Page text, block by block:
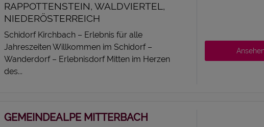
RAPPOTTENSTEIN, WALDVIERTEL,
NIEDERÖSTERREICH
Schidorf Kirchbach – Erlebnis für alle
Jahreszeiten Willkommen im Schidorf –
Wanderdorf – Erlebnisdorf Mitten im Herzen
des...
GEMEINDEALPE MITTERBACH